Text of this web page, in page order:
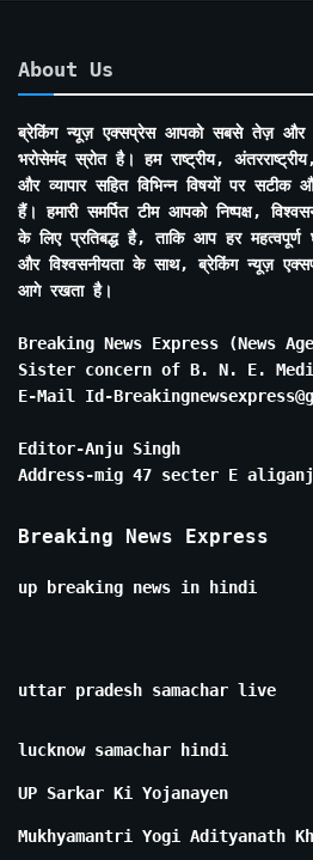
About Us
ब्रेकिंग न्यूज़ एक्सप्रेस आपको सबसे तेज़ और
भरोसेमंद स्रोत है। हम राष्ट्रीय,
और व्यापार सहित विभिन्न विषयों पर सटीक
हैं। हमारी समर्पित टीम आपको निष्पक्ष,
के लिए प्रतिबद्ध है, ताकि आप हर
और विश्वसनीयता के साथ, ब्रेकिंग न्यूज़
आगे रखता है।
Breaking News Express (News
Sister concern of B. N. E.
E-Mail Id-
Editor-Anju Singh
Address-mig 47 secter E aliganj
Breaking News Express
up breaking news in hindi
uttar pradesh samachar live
lucknow samachar hindi
UP Sarkar Ki Yojanayen
Mukhyamantri Yogi Adityanath